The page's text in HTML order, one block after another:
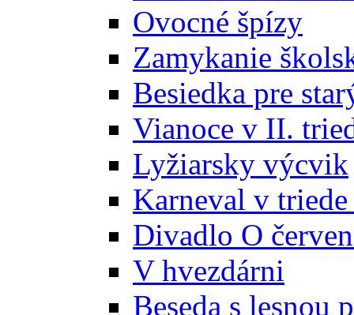
Ovocné špízy
Zamykanie
Besiedka pre
Vianoce v II.
Lyžiarsky výcvik
Karneval v
Divadlo O
V hvezdárni
Beseda s lesnou